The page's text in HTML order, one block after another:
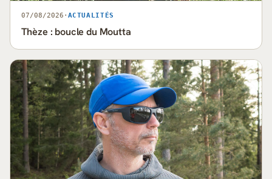
07/08/2026 · ACTUALITÉS
Thèze : boucle du Moutta